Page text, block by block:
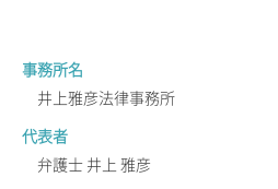
事務所名
井上雅彦法律事務所
代表者
弁護士 井上 雅彦